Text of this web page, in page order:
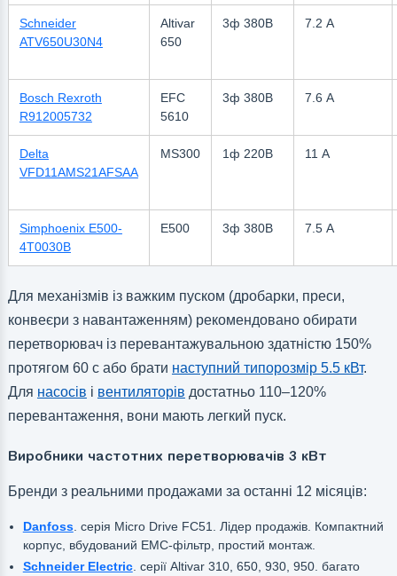
Schneider
ATV650U30N4
Altivar
650
3ф 380В 7.2 А
Bosch Rexroth
R912005732
EFC
5610
3ф 380В 7.6 А
Delta
VFD11AMS21AFSAA
MS300 1ф 220В 11 А
Simphoenix E500-
4T0030B
E500 3ф 380В 7.5 А
Для механізмів із важким пуском (дробарки, преси,
конвеєри з навантаженням) рекомендовано обирати
перетворювач із перевантажувальною здатністю 150%
протягом 60 с або брати наступний типорозмір 5.5 кВт.
Для насосів і вентиляторів достатньо 110–120%
перевантаження, вони мають легкий пуск.
Виробники частотних перетворювачів 3 кВт
Бренди з реальними продажами за останні 12 місяців:
Danfoss. серія Micro Drive FC51. Лідер продажів. Компактний
корпус, вбудований EMC-фільтр, простий монтаж.
Schneider Electric. серії Altivar 310, 650, 930, 950. багато